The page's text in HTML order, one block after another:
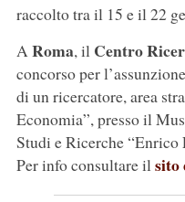
raccolto tra il 15 e il 22
ARoma, il Centro
concorso per
di un ricercatore, area
Economia”, presso il
Studi e Ricerche “Enrico
Per info consultare ilsito